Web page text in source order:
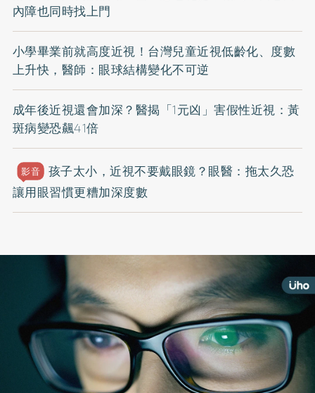
內障也同時找上門
小學畢業前就高度近視！台灣兒童近視低齡化、度數
上升快，醫師：眼球結構變化不可逆
成年後近視還會加深？醫揭「1元凶」害假性近視：黃
斑病變恐飆41倍
影音
孩子太小，近視不要戴眼鏡？眼醫：拖太久恐
讓用眼習慣更糟加深度數